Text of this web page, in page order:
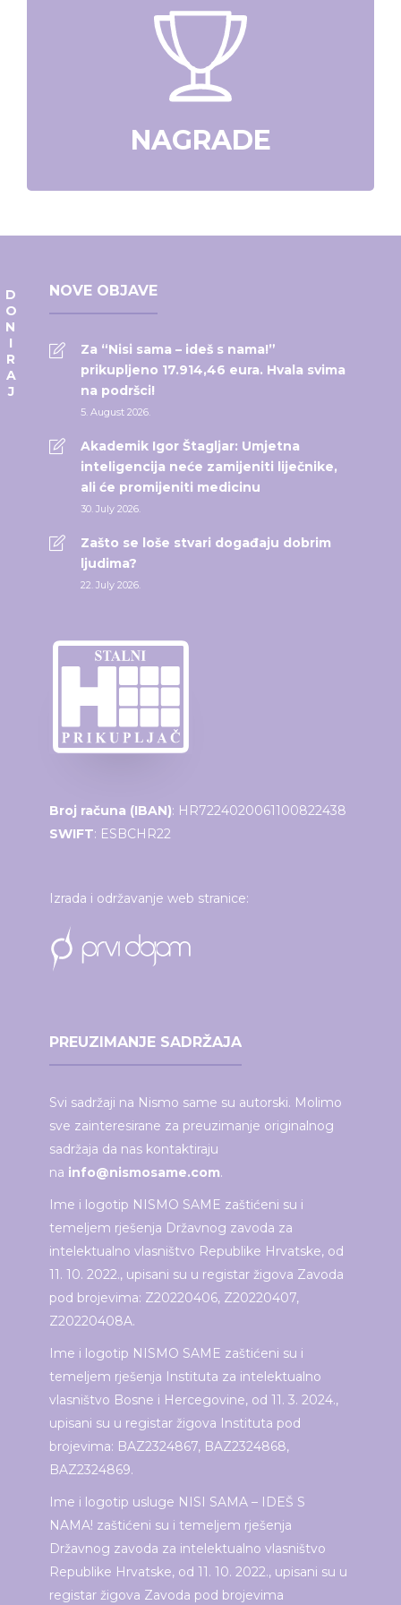
NAGRADE
NOVE OBJAVE
Za “Nisi sama – ideš s nama!”
prikupljeno 17.914,46 eura. Hvala svima
na podršci!
5. August 2026.
Akademik Igor Štagljar: Umjetna
inteligencija neće zamijeniti liječnike,
ali će promijeniti medicinu
30. July 2026.
Zašto se loše stvari događaju dobrim
ljudima?
22. July 2026.
Broj računa (IBAN): HR7224020061100822438
SWIFT: ESBCHR22
Izrada i održavanje web stranice:
PREUZIMANJE SADRŽAJA
Svi sadržaji na Nismo same su autorski. Molimo
sve zainteresirane za preuzimanje originalnog
sadržaja da nas kontaktiraju
na info@nismosame.com.
Ime i logotip NISMO SAME zaštićeni su i
temeljem rješenja Državnog zavoda za
intelektualno vlasništvo Republike Hrvatske, od
11. 10. 2022., upisani su u registar žigova Zavoda
pod brojevima: Z20220406, Z20220407,
Z20220408A.
Ime i logotip NISMO SAME zaštićeni su i
temeljem rješenja Instituta za intelektualno
vlasništvo Bosne i Hercegovine, od 11. 3. 2024.,
upisani su u registar žigova Instituta pod
brojevima: BAZ2324867, BAZ2324868,
BAZ2324869.
Ime i logotip usluge NISI SAMA – IDEŠ S
NAMA! zaštićeni su i temeljem rješenja
Državnog zavoda za intelektualno vlasništvo
Republike Hrvatske, od 11. 10. 2022., upisani su u
registar žigova Zavoda pod brojevima
DONIRAJ